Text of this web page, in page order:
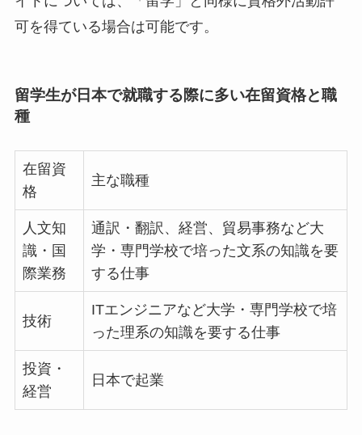
可を得ている場合は可能です。
留学生が日本で就職する際に多い在留資格と職
種
在留資
格
主な職種
人文知
識・国
際業務
通訳・翻訳、経営、貿易事務など大
学・専門学校で培った文系の知識を要
する仕事
技術
ITエンジニアなど大学・専門学校で培
った理系の知識を要する仕事
投資・
経営
日本で起業